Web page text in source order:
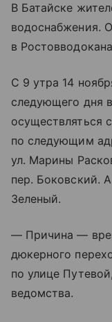
В Батайске
водоснабжения.
в
С 9 утра 14
следующего дня
осуществляться
по следующим
ул. Марины
пер. Боковский.
Зеленый.
— Причина —
дюкерного
по улице
ведомства.